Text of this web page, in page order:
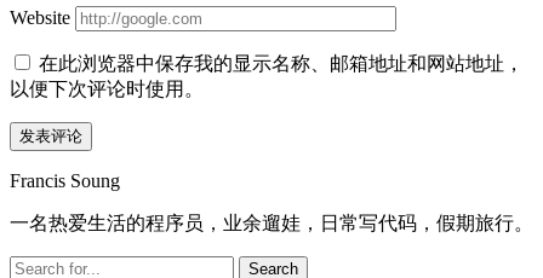
Website
在此浏览器中保存我的显示名称、邮箱地址和网站地址，
以便下次评论时使用。
Sidebar
Francis Soung
一名热爱生活的程序员，业余遛娃，日常写代码，假期旅行。
Search